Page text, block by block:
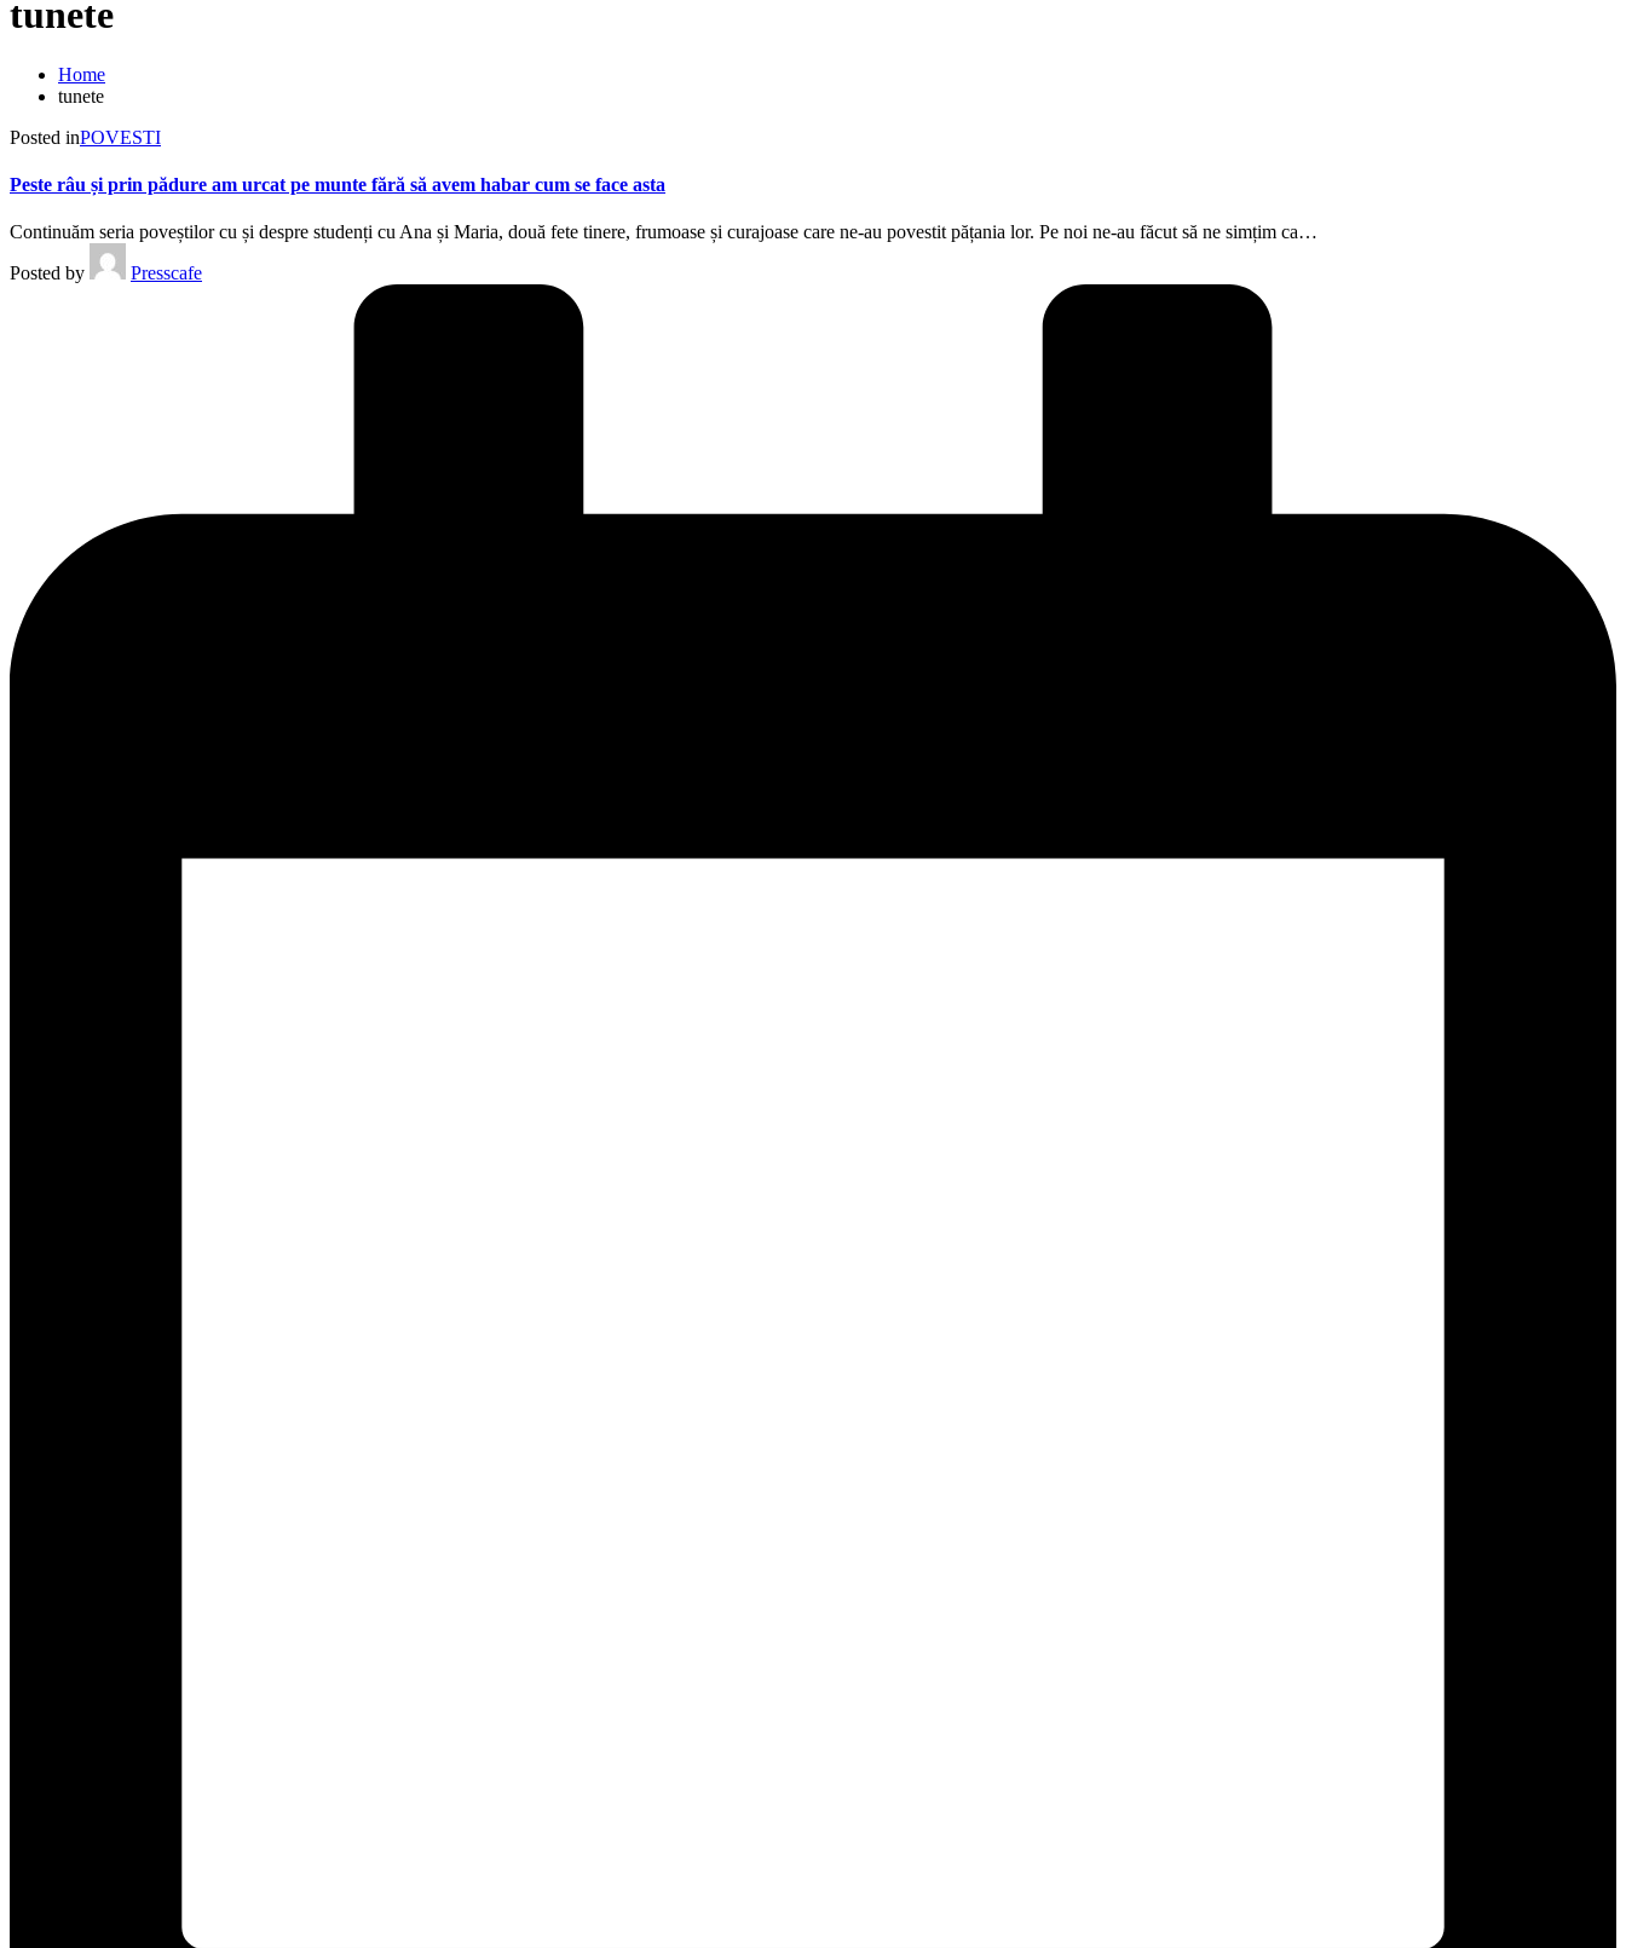
tunete
Home
tunete
Posted inPOVESTI
Peste râu și prin pădure am urcat pe munte fără să avem habar cum se face asta
Continuăm seria poveștilor cu și despre studenți cu Ana și Maria, două fete tinere, frumoase și curajoase care ne-au povestit pățania lor. Pe noi ne-au făcut să ne simțim ca…
Posted by
Presscafe